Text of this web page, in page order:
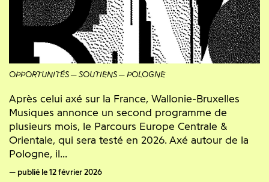
OPPORTUNITÉS SOUTIENS POLOGNE
Après celui axé sur la France, Wallonie-Bruxelles
Musiques annonce un second programme de
plusieurs mois, le Parcours Europe Centrale &
Orientale, qui sera testé en 2026. Axé autour de la
Pologne, il...
publié le 12 février 2026